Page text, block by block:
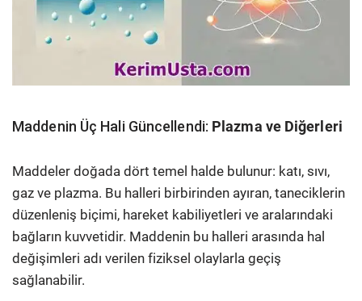
Maddenin Üç Hali Güncellendi: Plazma ve Diğerleri
Maddeler doğada dört temel halde bulunur: katı, sıvı,
gaz ve plazma. Bu halleri birbirinden ayıran, taneciklerin
düzenleniş biçimi, hareket kabiliyetleri ve aralarındaki
bağların kuvvetidir. Maddenin bu halleri arasında hal
değişimleri adı verilen fiziksel olaylarla geçiş
sağlanabilir.